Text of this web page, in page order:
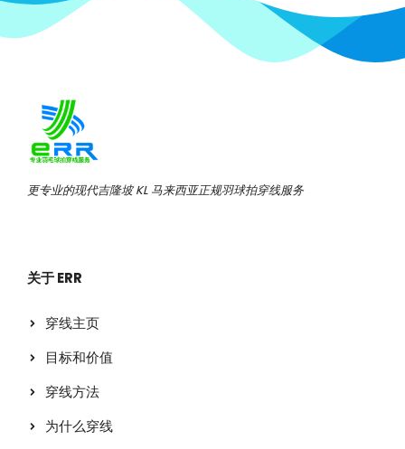
更专业的现代吉隆坡 KL 马来西亚正规羽球拍穿线服务
关于 ERR
穿线主页
目标和价值
穿线方法
为什么穿线